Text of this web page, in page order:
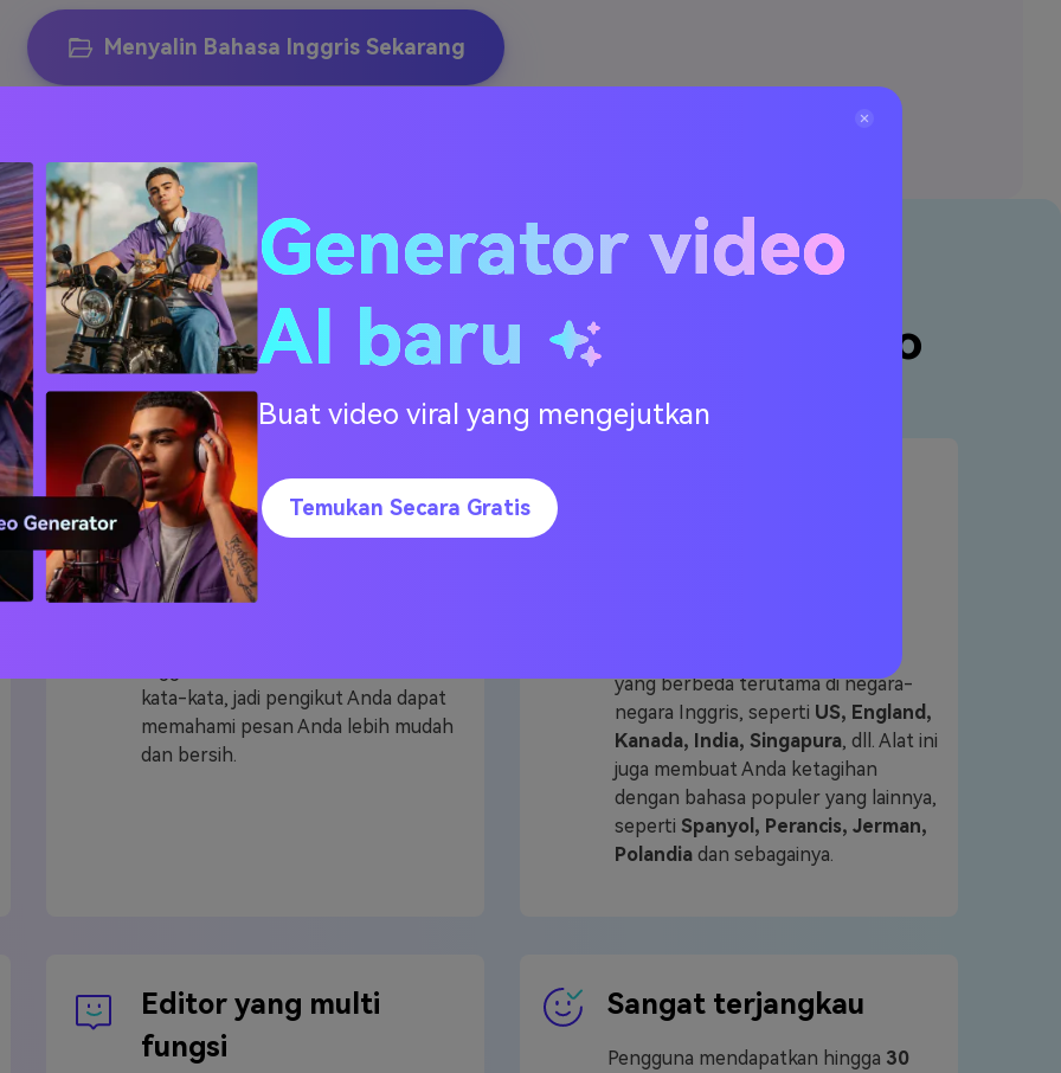
Menyalin Bahasa Inggris Sekarang
transkripsi otomatis Media. io
Transkripsi akurasi
sampai 95%
Media. io menerapkan AI terbaik dan
kata-kata, jadi pengikut Anda dapat
memahami pesan Anda lebih mudah
dan bersih.
yang berbeda terutama di negara-
negara Inggris, seperti US, England,
Kanada, India, Singapura, dll. Alat ini
juga membuat Anda ketagihan
dengan bahasa populer yang lainnya,
seperti Spanyol, Perancis, Jerman,
Polandia dan sebagainya.
Editor yang multi
fungsi
Sangat terjangkau
Pengguna mendapatkan hingga 30
Generator video
AI baru
Buat video viral yang mengejutkan
Temukan Secara Gratis